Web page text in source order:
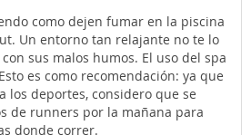
como dejen fumar en la piscina
Un entorno tan relajante no te lo
sus malos humos. El uso del spa
es como recomendación: ya que
los deportes, considero que se
de runners por la mañana para
donde correr.